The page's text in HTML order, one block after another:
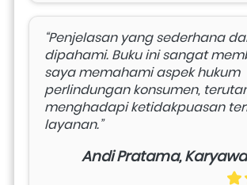
“Penjelasan yang sederhana
dipahami. Buku ini sangat
saya memahami aspek hukum
perlindungan konsumen,
menghadapi ketidakpuasan
layanan.”
Andi Pratama,